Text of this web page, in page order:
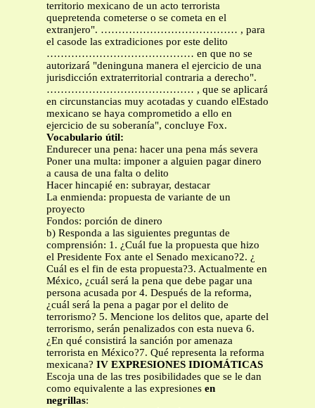
territorio mexicano de un acto terrorista
quepretenda cometerse o se cometa en el
extranjero". ………………………………… , para
el casode las extradiciones por este delito
…………………………………… en que no se
autorizará "deninguna manera el ejercicio de una
jurisdicción extraterritorial contraria a derecho".
…………………………………… , que se aplicará
en circunstancias muy acotadas y cuando elEstado
mexicano se haya comprometido a ello en
ejercicio de su soberanía", concluye Fox.
Vocabulario útil:
Endurecer una pena: hacer una pena más severa
Poner una multa: imponer a alguien pagar dinero
a causa de una falta o delito
Hacer hincapié en: subrayar, destacar
La enmienda: propuesta de variante de un
proyecto
Fondos: porción de dinero
b) Responda a las siguientes preguntas de
comprensión: 1. ¿Cuál fue la propuesta que hizo
el Presidente Fox ante el Senado mexicano?2. ¿
Cuál es el fin de esta propuesta?3. Actualmente en
México, ¿cuál será la pena que debe pagar una
persona acusada por 4. Después de la reforma,
¿cuál será la pena a pagar por el delito de
terrorismo? 5. Mencione los delitos que, aparte del
terrorismo, serán penalizados con esta nueva 6.
¿En qué consistirá la sanción por amenaza
terrorista en México?7. Qué representa la reforma
mexicana? IV EXPRESIONES IDIOMÁTICAS
Escoja una de las tres posibilidades que se le dan
como equivalente a las expresiones en
negrillas: